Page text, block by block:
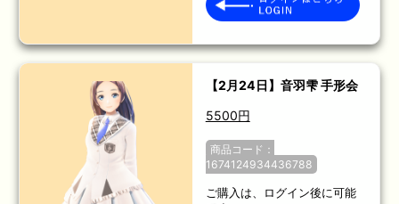
【2月24日】音羽雫 手形会
5500円
商品コード：
1674124934436788
ご購入は、ログイン後に可能